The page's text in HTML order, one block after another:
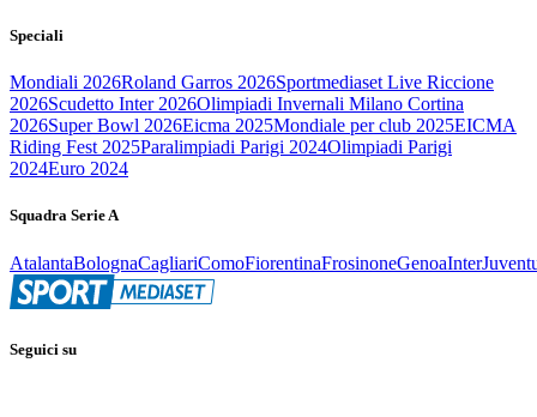
Speciali
Mondiali 2026Roland Garros 2026Sportmediaset Live Riccione
2026Scudetto Inter 2026Olimpiadi Invernali Milano Cortina
2026Super Bowl 2026Eicma 2025Mondiale per club 2025EICMA
Riding Fest 2025Paralimpiadi Parigi 2024Olimpiadi Parigi
2024Euro 2024
Squadra Serie A
AtalantaBolognaCagliariComoFiorentinaFrosinoneGenoaInter
Seguici su